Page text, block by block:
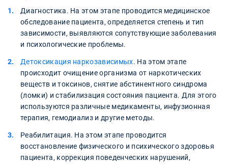
Диагностика. На этом этапе проводится медицинское
обследование пациента, определяется степень и тип
зависимости, выявляются сопутствующие заболевания
и психологические проблемы.
Детоксикация наркозависимых. На этом этапе
происходит очищение организма от наркотических
веществ и токсинов, снятие абстинентного синдрома
(ломки) и стабилизация состояния пациента. Для этого
используются различные медикаменты, инфузионная
терапия, гемодиализ и другие методы.
Реабилитация. На этом этапе проводится
восстановление физического и психического здоровья
пациента, коррекция поведенческих нарушений,